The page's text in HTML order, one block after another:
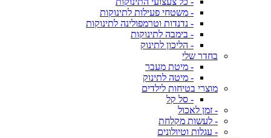
- משטחי פעילות לתינוקות
- נדנדות וטרמפולינה לתינוקות
- בימבה לתינוקות
- הליכון לתינוק
בחדר שלי
- מיטת מעבר
- מיטה לתינוק
מוצרי בטיחות לילדים
- סל קל
- זמן לאכול
- לעשות מקלחת
- עגלות וטיולונים